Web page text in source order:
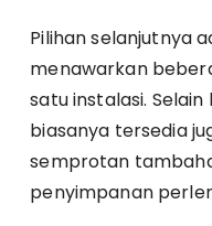
Pilihan selanjutnya
menawarkan
satu instalasi.
biasanya tersedia
semprotan
penyimpanan